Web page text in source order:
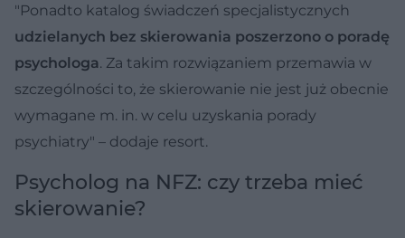
"Ponadto katalog świadczeń specjalistycznych
udzielanych bez skierowania poszerzono o poradę
psychologa. Za takim rozwiązaniem przemawia w
szczególności to, że skierowanie nie jest już obecnie
wymagane m. in. w celu uzyskania porady
psychiatry" – dodaje resort.
Psycholog na NFZ: czy trzeba mieć
skierowanie?